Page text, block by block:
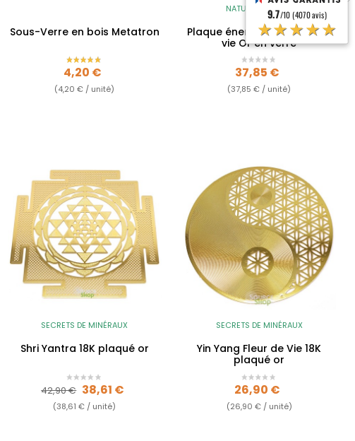
Sous-Verre en bois Metatron
Prix
4,20 €
(4,20 € / unité)
NATURE'S DESIGN
Plaque énergisante Fleur de
vie Or en verre
Prix
37,85 €
(37,85 € / unité)
SECRETS DE MINÉRAUX
Shri Yantra 18K plaqué or
Prix de base
42,90 € Prix
38,61 €
(38,61 € / unité)
SECRETS DE MINÉRAUX
Yin Yang Fleur de Vie 18K
plaqué or
Prix
26,90 €
(26,90 € / unité)
9.7/10 (4070 avis)
★★★★★